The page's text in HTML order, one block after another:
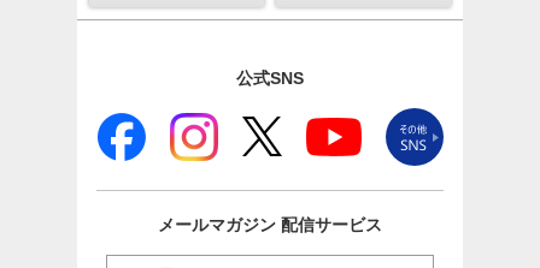
公式SNS
メールマガジン 配信サービス